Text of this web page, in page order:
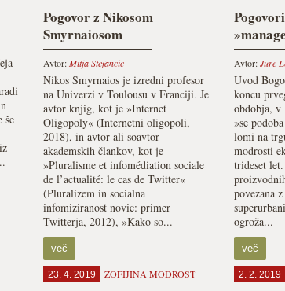
še
Pogovor z Nikosom
Smyrnaiosom
Avtor:Mitja Stefancic
Nikos Smyrnaios je izredni profesor
na Univerzi v Toulousu v Franciji. Je
avtor knjig, kot je »Internet
Oligopoly« (Internetni oligopoli,
2018), in avtor ali soavtor
akademskih člankov, kot je
»Pluralisme et infomédiation sociale
de l’actualité: le cas de Twitter«
(Pluralizem in socialna
infomiziranost novic: primer
Twitterja, 2012), »Kako so...
več
Avtor:Jure
Uvod
koncu
obdobja, v
»se
lomi na
modrosti
trideset
povezana
ogroža...
več
23. 4. 2019 ZOFIJINA MODROST 2. 2. 2019